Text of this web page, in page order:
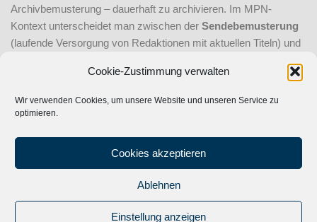
Cookie-Zustimmung verwalten
Wir verwenden Cookies, um unsere Website und unseren Service zu
optimieren.
Cookies akzeptieren
Ablehnen
Einstellung anzeigen
Archivbemusterung – dauerhaft zu archivieren. Im MPN-
Kontext unterscheidet man zwischen der Sendebemusterung
(laufende Versorgung von Redaktionen mit aktuellen Titeln) und
VORHERIGER BEITRAG
Musik Promotion Network|Impressum